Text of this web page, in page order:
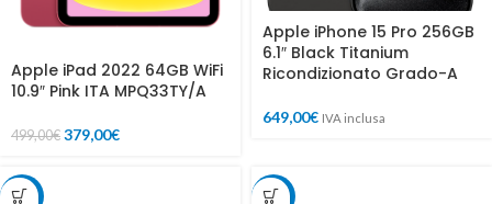
Apple iPad 2022 64GB WiFi
10.9″ Pink ITA MPQ33TY/A
499,00€ 379,00€
Apple iPhone 15 Pro 256GB
6.1″ Black Titanium
Ricondizionato Grado-A
649,00€ IVA inclusa
-15% -10%